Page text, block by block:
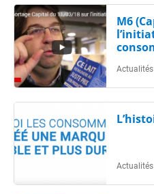
M6
Actualités
Actualités